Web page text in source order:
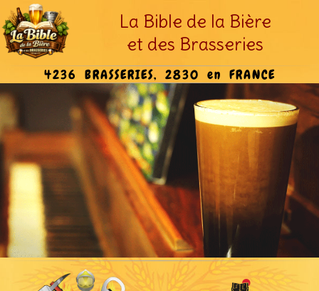
La Bible de la Bière
et des Brasseries
4236 BRASSERIES, 2830 en FRANCE